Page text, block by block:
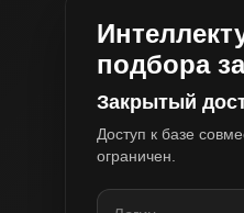
подбора
Закрытый
Доступ к базе
ограничен.